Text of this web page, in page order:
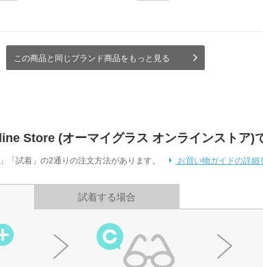
この商品と同じブランド商品をもっと見る
Store (オーマイグラス オンラインストア)
「試着」の2通りの注文方法があります。 お買い物ガイドの詳細
試着する場合